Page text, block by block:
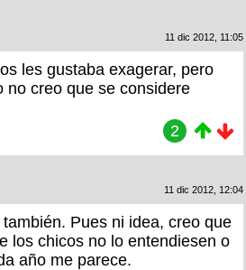
11 dic 2012, 11:05
les gustaba exagerar, pero
no creo que se considere
2
11 dic 2012, 12:04
Pues ni idea, creo que
los chicos no lo entendiesen o
año me parece.